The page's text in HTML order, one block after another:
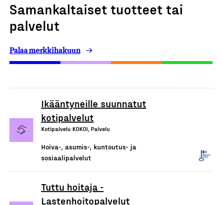
Samankaltaiset tuotteet tai
palvelut
Palaa merkkihakuun
Ikääntyneille suunnatut
kotipalvelut
Kotipalvelu KOKOI, Palvelu
Hoiva-, asumis-, kuntoutus- ja
sosiaalipalvelut
Tuttu hoitaja -
Lastenhoitopalvelut